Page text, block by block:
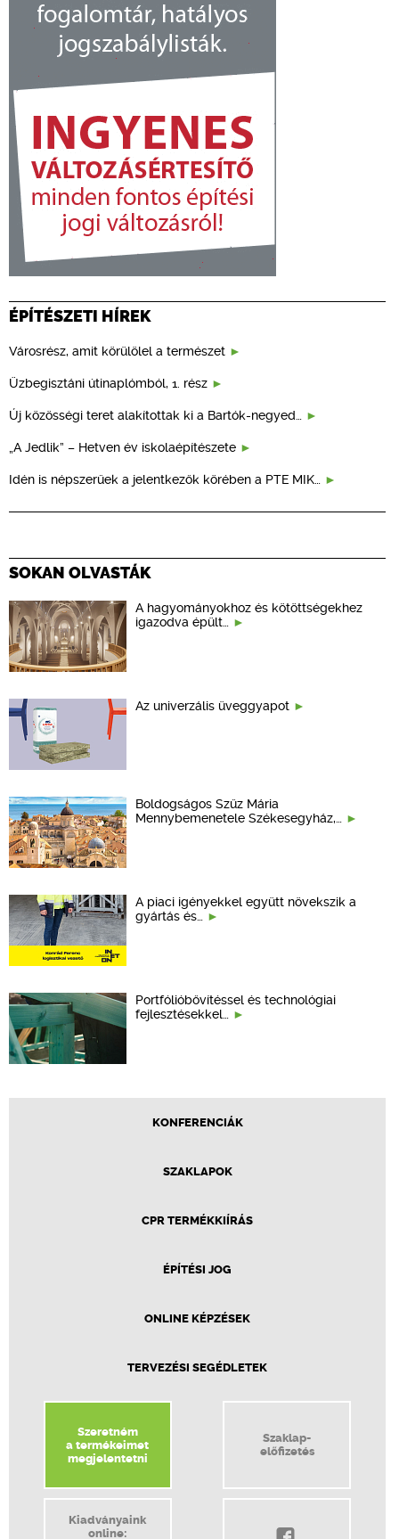
ÉPÍTÉSZETI HÍREK
Városrész, amit körülölel a természet
Üzbegisztáni útinaplómból, 1. rész
Új közösségi teret alakítottak ki a Bartók-negyed…
„A Jedlik” – Hetven év iskolaépítészete
Idén is népszerűek a jelentkezők körében a PTE MIK…
SOKAN OLVASTÁK
A hagyományokhoz és kötöttségekhez
igazodva épült…
Az univerzális üveggyapot
Boldogságos Szűz Mária
Mennybemenetele Székesegyház,…
A piaci igényekkel együtt növekszik a
gyártás és…
Portfólióbővítéssel és technológiai
fejlesztésekkel…
KONFERENCIÁK
SZAKLAPOK
CPR TERMÉKKIÍRÁS
ÉPÍTÉSI JOG
ONLINE KÉPZÉSEK
TERVEZÉSI SEGÉDLETEK
Szeretném
a termékeimet
megjelentetni
Szaklap-
előfizetés
Kiadványaink
online: